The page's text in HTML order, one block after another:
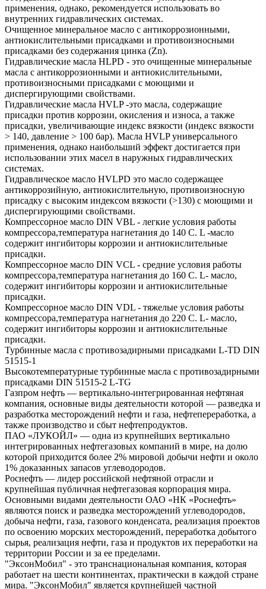
применения, однако, рекомендуется использовать во
внутренних гидравлических системах.
Очищенное минеральное масло с антикоррозионными,
антиокислительными присадками и противоизносными
присадками без содержания цинка (Zn).
Гидравлические масла HLPD - это очищенные минеральные
масла с антикоррозионными и антиокислительными,
противоизносными присадками с моющими и
диспергирующими свойствами.
Гидравлические масла HVLP -это масла, содержащие
присадки против коррозии, окисления и износа, а также
присадки, увеличивающие индекс вязкости (индекс вязкости
> 140, давление > 100 бар). Масла HVLP универсального
применения, однако наибольший эффект достигается при
использовании этих масел в наружных гидравлических
системах.
Гидравлическое масло HVLPD это масло содержащее
антикоррозийную, антиокислительную, противоизносную
присадку с высоким индексом вязкости (>130) с моющими и
диспергирующими свойствами.
Компрессорное масло DIN VBL - легкие условия работы
компрессора,температура нагнетания до 140 С. L -масло
содержит ингибиторы коррозии и антиокислительные
присадки.
Компрессорное масло DIN VCL - средние условия работы
компрессора,температура нагнетания до 160 С. L- масло,
содержит ингибиторы коррозии и антиокислительные
присадки.
Компрессорное масло DIN VDL - тяжелые условия работы
компрессора,температура нагнетания до 220 С. L- масло,
содержит ингибиторы коррозии и антиокислительные
присадки.
Турбинные масла с противозадирными присадками L-TD DIN
51515-1
Высокотемпературные турбинные масла с противозадирными
присадками DIN 51515-2 L-TG
Газпром нефть — вертикально-интегрированная нефтяная
компания, основные виды деятельности которой — разведка и
разработка месторождений нефти и газа, нефтепереработка, а
также производство и сбыт нефтепродуктов.
ПАО «ЛУКОЙЛ» — одна из крупнейших вертикально
интегрированных нефтегазовых компаний в мире, на долю
которой приходится более 2% мировой добычи нефти и около
1% доказанных запасов углеводородов.
Роснефть — лидер российской нефтяной отрасли и
крупнейшая публичная нефтегазовая корпорация мира.
Основными видами деятельности ОАО «НК «Роснефть»
являются поиск и разведка месторождений углеводородов,
добыча нефти, газа, газового конденсата, реализация проектов
по освоению морских месторождений, переработка добытого
сырья, реализация нефти, газа и продуктов их переработки на
территории России и за ее пределами.
"ЭксонМобил" - это транснациональная компания, которая
работает на шести континентах, практически в каждой стране
мира. "ЭксонМобил" является крупнейшей частной